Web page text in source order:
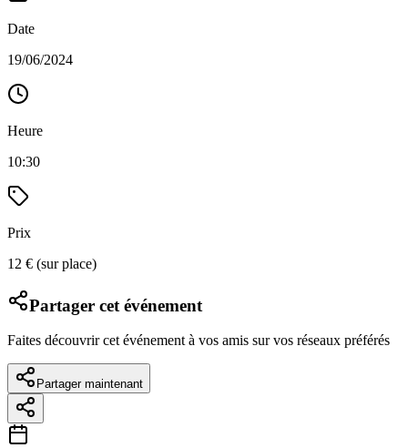
Date
19/06/2024
Heure
10:30
Prix
12 € (sur place)
Partager cet événement
Faites découvrir cet événement à vos amis sur vos réseaux préférés
Partager maintenant